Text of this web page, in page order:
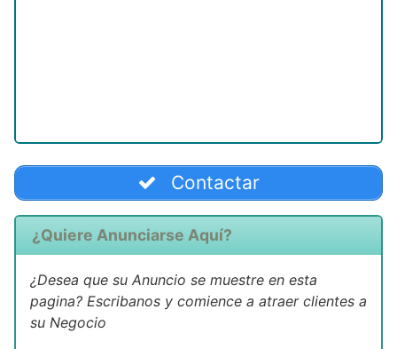
Contactar
¿Quiere Anunciarse Aquí?
¿Desea que su Anuncio se muestre en esta
pagina? Escribanos y comience a atraer clientes a
su Negocio